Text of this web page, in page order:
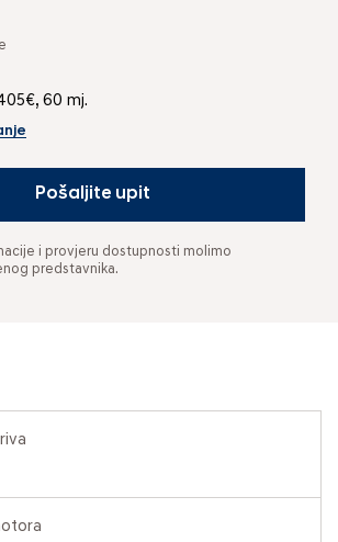
60 mj.
Pošaljite upit
i provjeru dostupnosti molimo
predstavnika.